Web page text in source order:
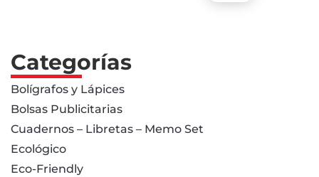
Categorías
Bolígrafos y Lápices
Bolsas Publicitarias
Cuadernos – Libretas – Memo Set
Ecológico
Eco-Friendly